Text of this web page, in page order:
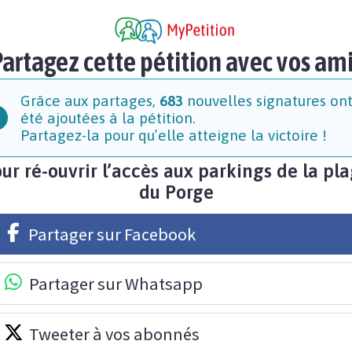
cette pétition avec vos
Grâce aux partages, 683 nouvelles signatures ont
été ajoutées à la pétition.
Partagez-la pour qu’elle atteigne la victoire !
ré-ouvrir l’accès aux parkings de la
du Porge
Partager sur Facebook
Partager sur Whatsapp
Tweeter à vos abonnés